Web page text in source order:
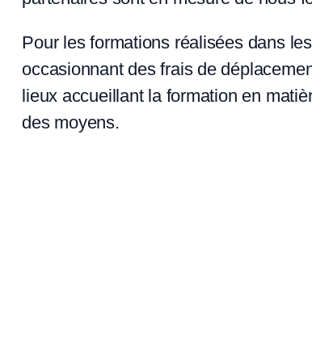
Pour les formations réalisées dans
occasionnant des frais de
lieux accueillant la formation en
des moyens.